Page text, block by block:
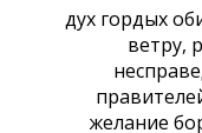
дух гордых
ветру,
желание